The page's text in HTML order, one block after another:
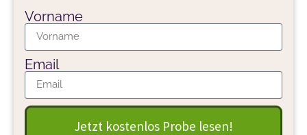
Vorname
Email
Jetzt kostenlos Probe lesen!